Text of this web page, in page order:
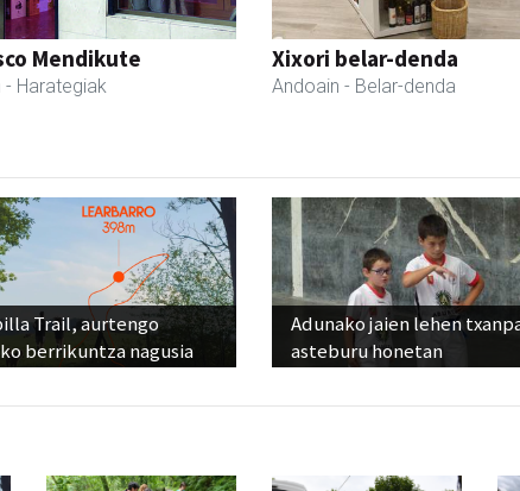
Mendikute
- Harategiak
Xixori belar-denda
Andoain - Belar-denda
Trail, aurtengo
berrikuntza nagusia
Adunako jaien lehen
asteburu honetan